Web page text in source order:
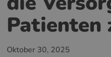
Patienten
Oktober 30, 2025